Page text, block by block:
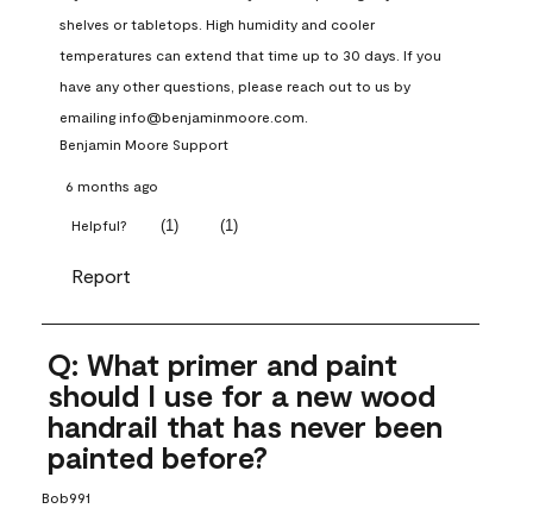
shelves or tabletops. High humidity and cooler
temperatures can extend that time up to 30 days. If you
have any other questions, please reach out to us by
emailing info@benjaminmoore.com.
Benjamin Moore Support
6 months ago
Helpful? (1) (1)
Report
Q: What primer and paint
should I use for a new wood
handrail that has never been
painted before?
Bob991